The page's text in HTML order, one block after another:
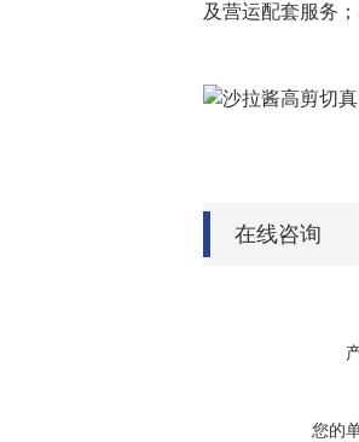
及营运配套服务
在线咨询
您的